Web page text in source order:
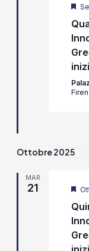
Ottobre 2025
MAR
21